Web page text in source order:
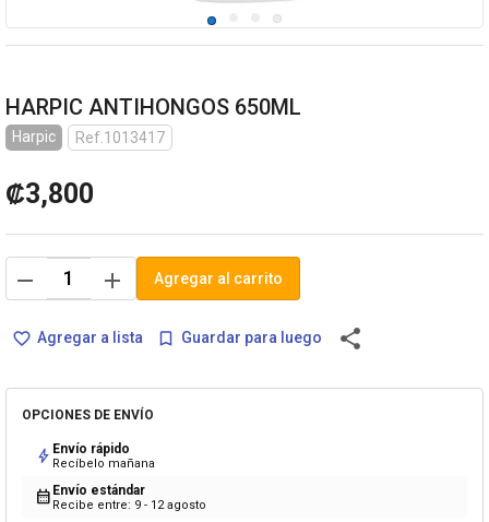
HARPIC ANTIHONGOS 650ML
Harpic Ref.1013417
₡3,800
remove add Agregar al carrito
favorite_border Agregar a lista bookmark_border Guardar para luego share
OPCIONES DE ENVÍO
bolt Envío rápido
Recíbelo mañana
calendar_month Envío estándar
Recibe entre: 9 - 12 agosto